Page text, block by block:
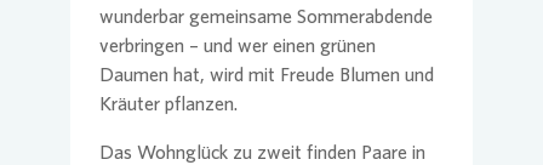
wunderbar gemeinsame Sommerabdende
verbringen – und wer einen grünen
Daumen hat, wird mit Freude Blumen und
Kräuter pflanzen.
Das Wohnglück zu zweit finden Paare in